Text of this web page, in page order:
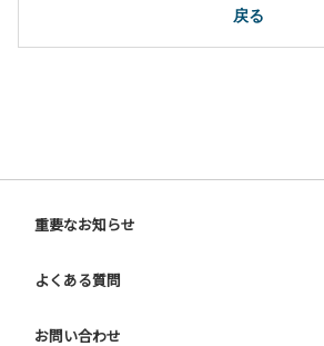
戻る
重要なお知らせ
よくある質問
お問い合わせ